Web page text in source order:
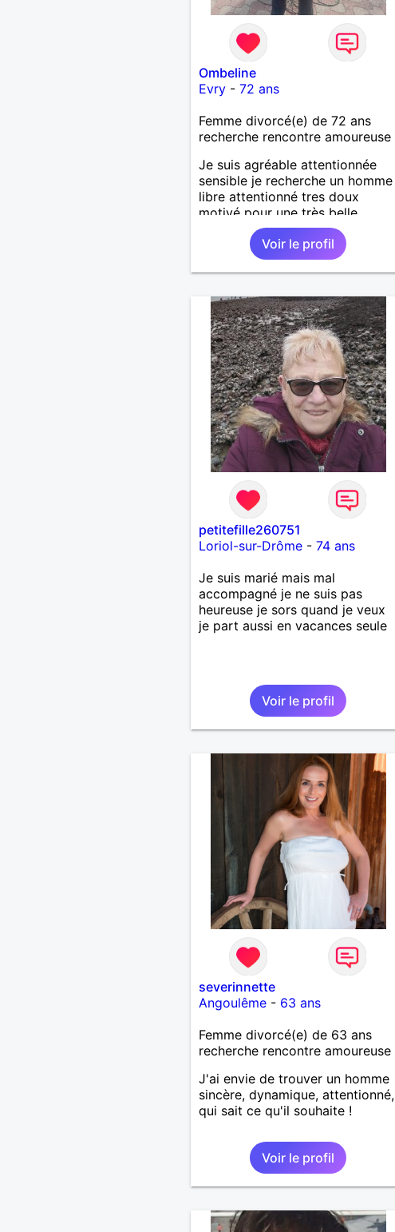
Ombeline
Evry- 72 ans
Femme divorcé(e) de 72 ans
recherche rencontre amoureuse
Je suis agréable attentionnée
sensible je recherche un homme
libre attentionné tres doux
motivé pour une très belle
longue histoire sérieuse et
Voir le profil
petitefille260751
Loriol-sur-Drôme- 74 ans
Je suis marié mais mal
accompagné je ne suis pas
heureuse je sors quand je veux
je part aussi en vacances seule
Voir le profil
severinnette
Angoulême- 63 ans
Femme divorcé(e) de 63 ans
recherche rencontre amoureuse
J'ai envie de trouver un homme
sincère, dynamique, attentionné,
qui sait ce qu'il souhaite !
Voir le profil